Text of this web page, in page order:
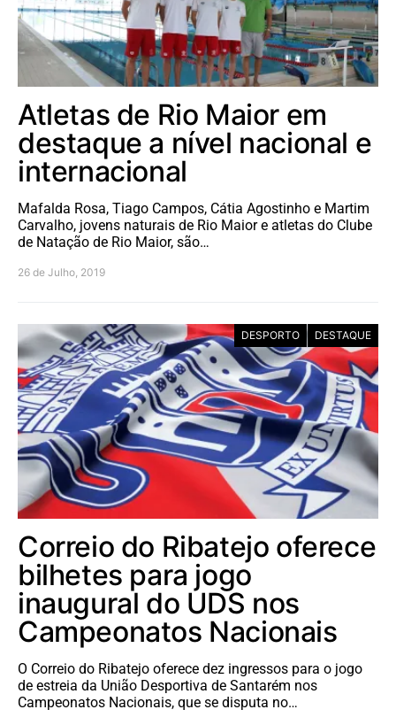
Atletas de Rio Maior em
destaque a nível nacional e
internacional
Mafalda Rosa, Tiago Campos, Cátia Agostinho e Martim
Carvalho, jovens naturais de Rio Maior e atletas do Clube
de Natação de Rio Maior, são…
26 de Julho, 2019
DESPORTO DESTAQUE
Correio do Ribatejo oferece
bilhetes para jogo
inaugural do UDS nos
Campeonatos Nacionais
O Correio do Ribatejo oferece dez ingressos para o jogo
de estreia da União Desportiva de Santarém nos
Campeonatos Nacionais, que se disputa no…